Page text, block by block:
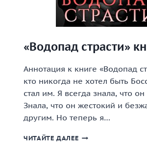
«Водопад страсти»
Аннотация к книге «Водопад
кто никогда не хотел быть
стал им. Я всегда знала, что
Знала, что он жестокий и
другим. Но теперь я…
ЧИТАЙТЕ ДАЛЕЕ «ВОДОПАД